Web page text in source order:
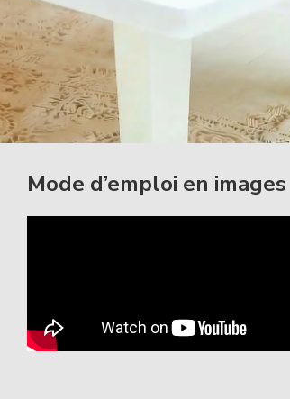
Mode d’emploi en images